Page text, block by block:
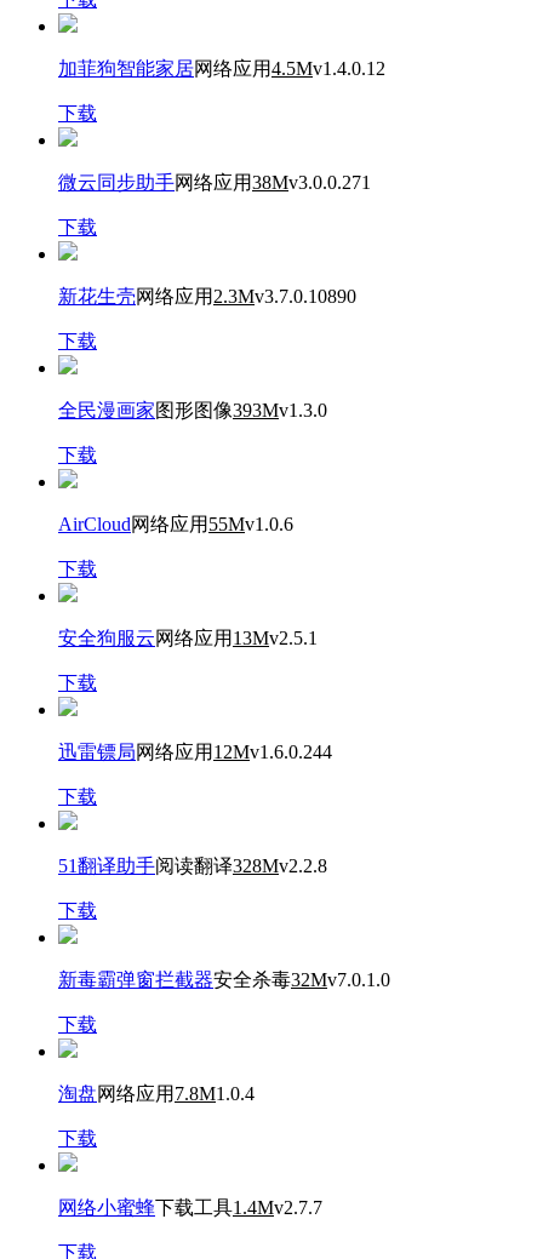
加菲狗智能家居网络应用4.5Mv1.4.0.12
下载
微云同步助手网络应用38Mv3.0.0.271
下载
新花生壳网络应用 2.3Mv3.7.0.10890
下载
全民漫画家图形图像393Mv1.3.0
下载
AirCloud网络应用 55Mv1.0.6
下载
安全狗服云网络应用 13Mv2.5.1
下载
迅雷镖局网络应用 12Mv1.6.0.244
下载
51翻译助手阅读翻译328Mv2.2.8
下载
新毒霸弹窗拦截器安全杀毒32Mv7.0.1.0
下载
淘盘网络应用 7.8M1.0.4
下载
网络小蜜蜂下载工具1.4Mv2.7.7
下载